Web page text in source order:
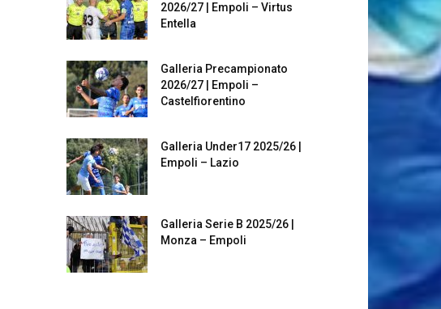
2026/27 | Empoli – Virtus
Entella
Galleria Precampionato
2026/27 | Empoli –
Castelfiorentino
Galleria Under17 2025/26 |
Empoli – Lazio
Galleria Serie B 2025/26 |
Monza – Empoli